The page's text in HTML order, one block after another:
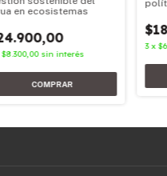
en ecosistemas
$8.300,00 sin interés
3 x